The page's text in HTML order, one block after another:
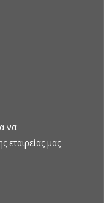
να
εταιρείας μας